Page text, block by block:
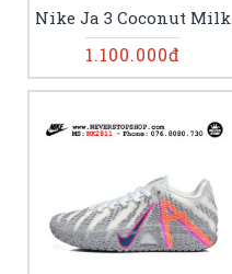
Nike Ja 3 Coconut Milk
1.100.000đ